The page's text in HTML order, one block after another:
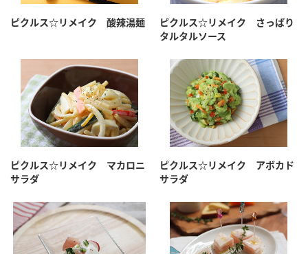
鍋奉行マニュアル
ロングセラー商品 ＋ おすすめレシピ
人気商品 ＋ おすすめレシピ
ミツカン公式通販
ピクルス☆リメイク 酸辣湯麺
ピクルス☆リメイク さっぱり
タルタルソース
ピクルス☆リメイク マカロニ
サラダ
ピクルス☆リメイク アボカド
サラダ